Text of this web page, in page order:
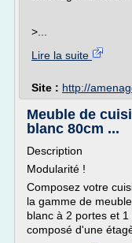
>...
Lire la suite
Site : http://
Meuble de
blanc 80cm ...
Description
Modularité !
Composez votre
la gamme de
blanc à 2 portes et
composé d'une